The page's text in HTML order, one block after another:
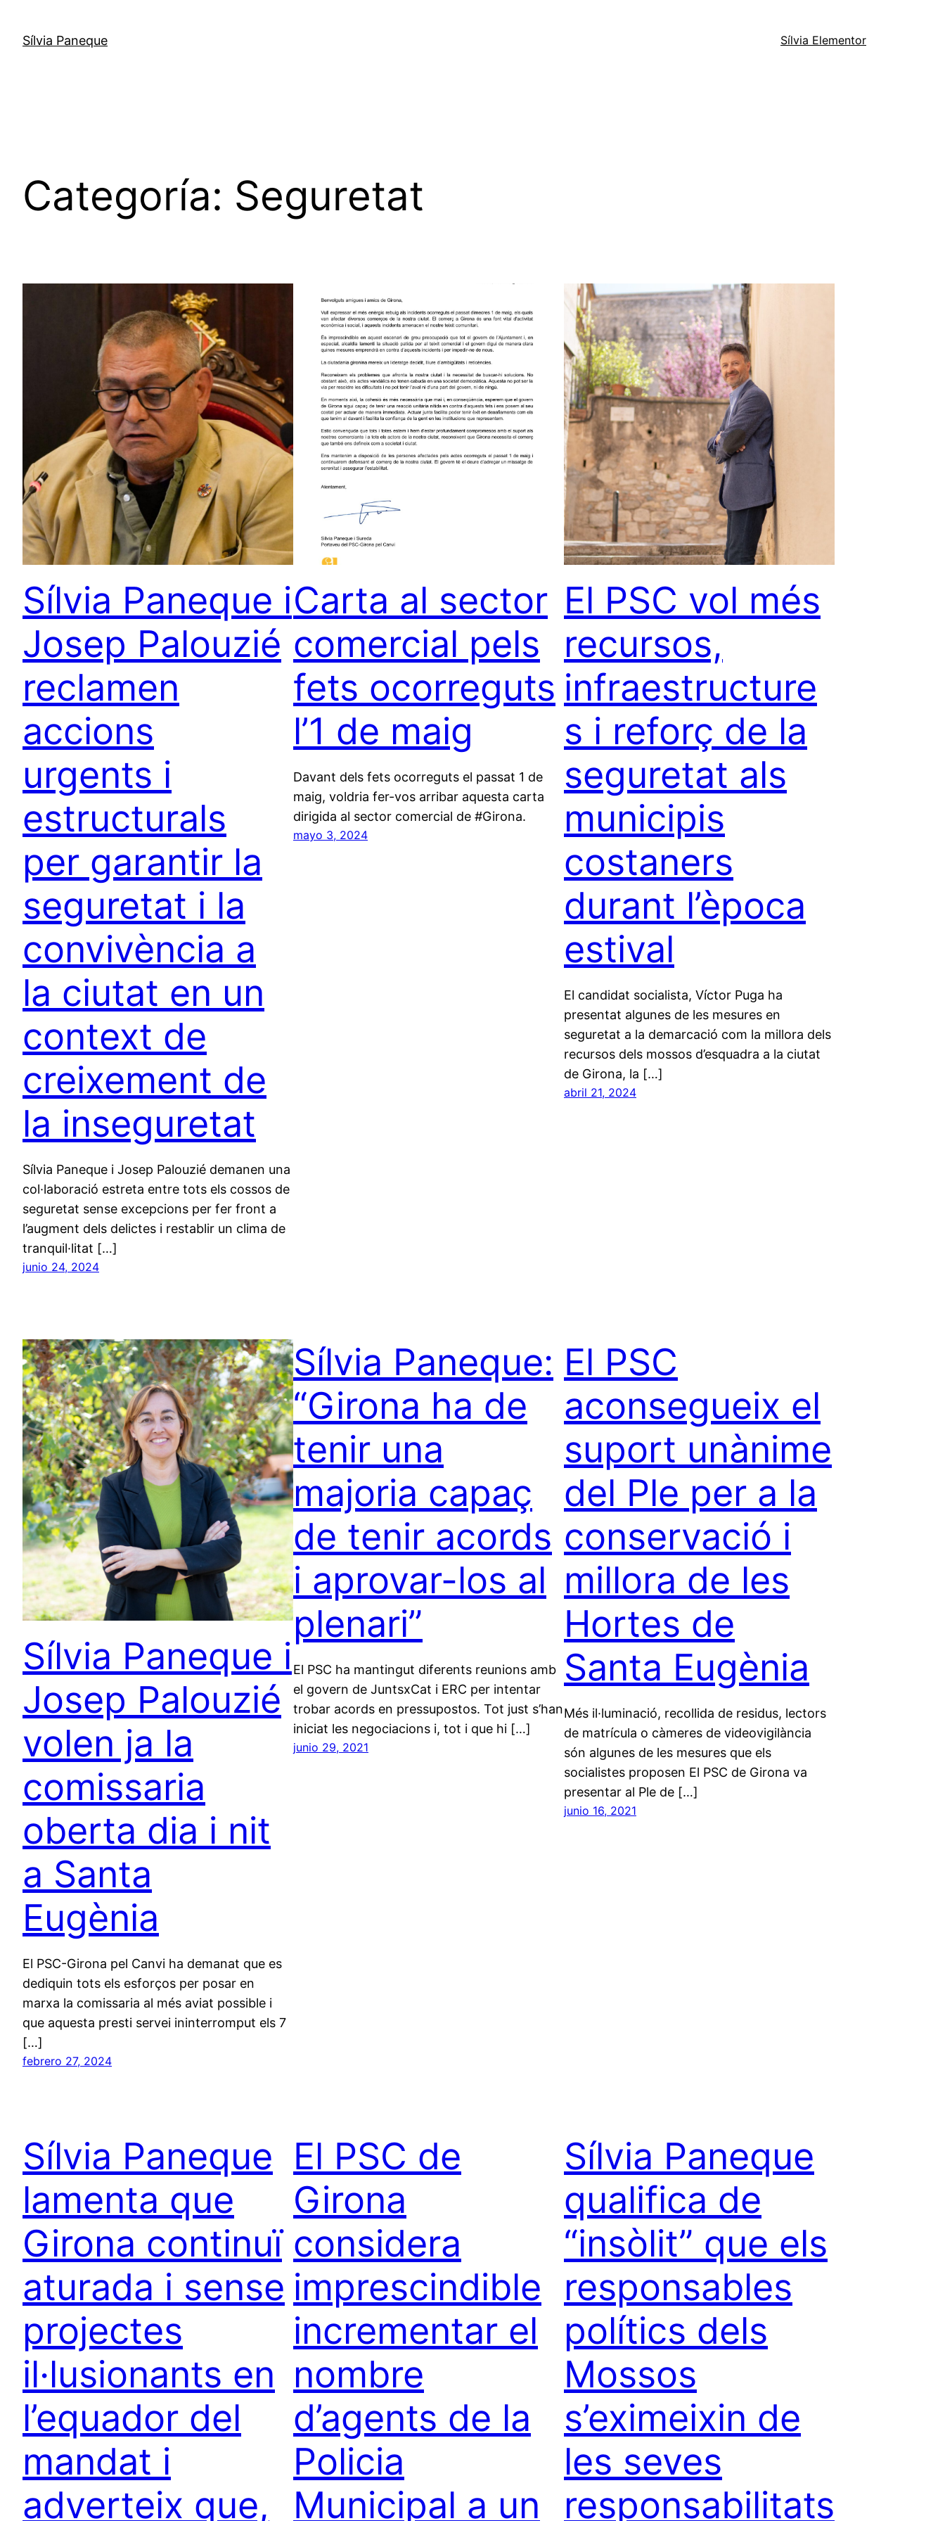
Sílvia Paneque Sílvia Elementor
Categoría: Seguretat
Sílvia Paneque i
Josep Palouzié
reclamen
accions
urgents i
estructurals
per garantir la
seguretat i la
convivència a
la ciutat en un
context de
creixement de
la inseguretat
Sílvia Paneque i Josep Palouzié demanen una
col·laboració estreta entre tots els cossos de
seguretat sense excepcions per fer front a
l’augment dels delictes i restablir un clima de
tranquil·litat […]
junio 24, 2024
Carta al sector
comercial pels
fets ocorreguts
l’1 de maig
Davant dels fets ocorreguts el passat 1 de
maig, voldria fer-vos arribar aquesta carta
dirigida al sector comercial de #Girona.
mayo 3, 2024
El PSC vol més
recursos,
infraestructure
s i reforç de la
seguretat als
municipis
costaners
durant l’època
estival
El candidat socialista, Víctor Puga ha
presentat algunes de les mesures en
seguretat a la demarcació com la millora dels
recursos dels mossos d’esquadra a la ciutat
de Girona, la […]
abril 21, 2024
Sílvia Paneque i
Josep Palouzié
volen ja la
comissaria
oberta dia i nit
a Santa
Eugènia
El PSC-Girona pel Canvi ha demanat que es
dediquin tots els esforços per posar en
marxa la comissaria al més aviat possible i
que aquesta presti servei ininterromput els 7
[…]
febrero 27, 2024
Sílvia Paneque:
“Girona ha de
tenir una
majoria capaç
de tenir acords
i aprovar-los al
plenari”
El PSC ha mantingut diferents reunions amb
el govern de JuntsxCat i ERC per intentar
trobar acords en pressupostos. Tot just s’han
iniciat les negociacions i, tot i que hi […]
junio 29, 2021
El PSC
aconsegueix el
suport unànime
del Ple per a la
conservació i
millora de les
Hortes de
Santa Eugènia
Més il·luminació, recollida de residus, lectors
de matrícula o càmeres de videovigilància
són algunes de les mesures que els
socialistes proposen El PSC de Girona va
presentar al Ple de […]
junio 16, 2021
Sílvia Paneque
lamenta que
Girona continuï
aturada i sense
projectes
il·lusionants en
l’equador del
mandat i
adverteix que,
El PSC de
Girona
considera
imprescindible
incrementar el
nombre
d’agents de la
Policia
Municipal a un
Sílvia Paneque
qualifica de
“insòlit” que els
responsables
polítics dels
Mossos
s’eximeixin de
les seves
responsabilitats